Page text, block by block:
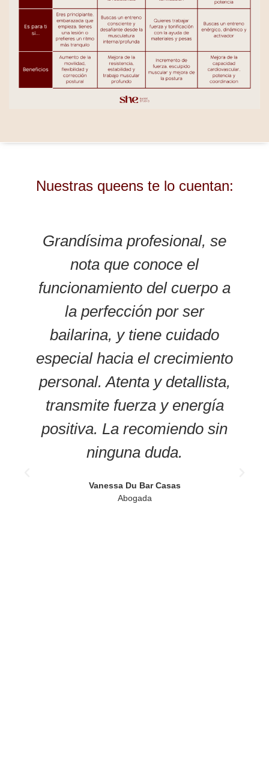
Nuestras queens te lo cuentan:
Grandísima profesional, se
nota que conoce el
funcionamiento del cuerpo a
la perfección por ser
bailarina, y tiene cuidado
especial hacia el crecimiento
personal. Atenta y detallista,
transmite fuerza y energía
positiva. La recomiendo sin
ninguna duda.
Vanessa Du Bar Casas
Abogada